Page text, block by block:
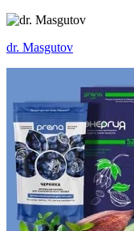
dr. Masgutov